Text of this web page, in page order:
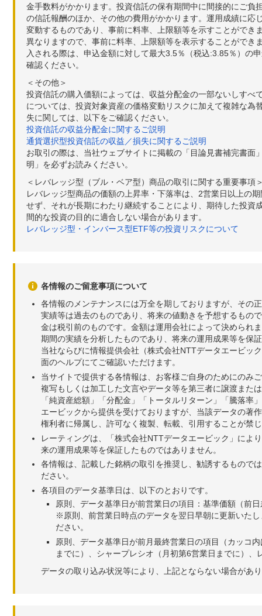
金手数料がかかります。投資信託の保有期間中に間接的にご
の信託報酬のほか、その他の費用がかかります。運用成績に
変動するものであり、事前に料率、上限額等を示すことがで
異なりますので、事前に料率、上限額等を表示することがで
入される際は、申込金額に対して最大3.5％（税込:3.85％）の
確認ください。
＜その他＞
投資信託の購入価額によっては、収益分配金の一部ないしす
については、投資対象資産の価格変動リスクに加えて複雑な
失に関しては、以下をご確認ください。
投資信託の収益分配金に関するご説明
通貨選択型投資信託の収益／損失に関するご説明
お取引の際は、当社ウェブサイトに掲載の「目論見書補完書
明」を必ずお読みください。
＜レバレッジ型（ブル・ベア型）商品の取引に関する重要事項
レバレッジ型商品の価額の上昇率・下落率は、2営業日以上の
せず、それが長期にわたり継続することにより、期待した投
間的な投資の目的に適合しない場合があります。
レバレッジ型・インバース型ETF等の投資リスクについて
各情報のご留意事項について
各情報のメンテナンスには万全を期しておりますが、その
実績等は過去のものであり、将来の値動きを予想するもの
金は税引前のものです。金額は運用会社によって決められ
期間の実績を分析したものであり、将来の運用成果等を保
当社ならびに情報提供会社（株式会社NTTデータエービッ
面のヘルプにてご確認いただけます。
当サイトで提供する各情報は、お客様ご自身のためにのみ
複写もしくは加工した文言やデータ等を第三者に譲渡また
「純資産総額」「分配金」「トータルリターン」「騰落
エービックから提供を受けておりますが、当該データの著
権利者に帰属し、許可なく複製、転載、引用することが禁
レーティングは、「株式会社NTTデータエービック」によ
来の運用成果等を保証したものではありません。
各情報は、記載した銘柄の取引を推奨し、勧誘するもので
ださい。
各項目のデータ基準日は、以下のとおりです。
原則、データ基準日が前営業日の項目：基準価額（前
※原則、前営業日時点のデータを翌日早朝に更新いた
ださい。
原則、データ基準日が前月最終営業日の項目（カッコ
までに）、シャープレシオ（月初第6営業日までに）
データの取り込み状況等により、上記とならない場合があ